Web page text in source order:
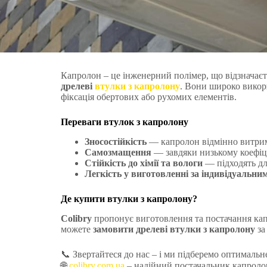
Капролон – це інженерний полімер, що
дрелеві втулки з капролону. Вони широко
фіксація обертових або рухомих елементів.
Переваги втулок з капролону
Зносостійкість — капролон відмінно
Самозмащення — завдяки низькому
Стійкість до хімії та вологи — підходять
Легкість у виготовленні за
Де купити втулки з капролону?
Colibry пропонує виготовлення та постачання
можете замовити дрелеві втулки з капролону
📞 Звертайтеся до нас – і ми підберемо